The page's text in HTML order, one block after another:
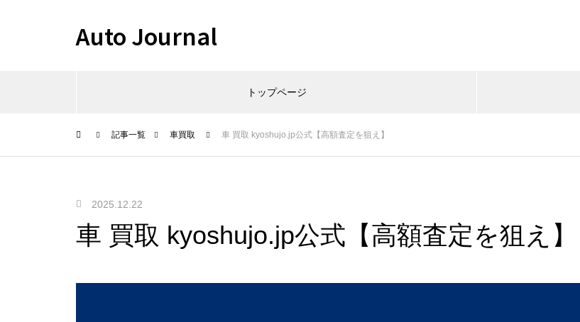
Auto Journal
トップページ
記事一覧 車買取 車 買取 kyoshujo.jp公式【高額査定を狙え】
2025.12.22
車 買取 kyoshujo.jp公式【高額査定を狙え】